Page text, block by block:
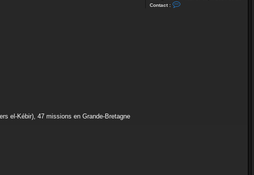
Contact :
el-Kébir), 47 missions en Grande-Bretagne